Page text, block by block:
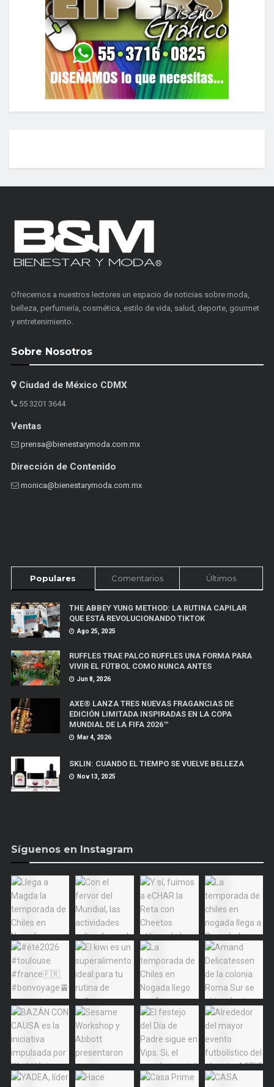
Ofrecemos a nuestros lectores un espacio de noticias sobre moda,
belleza, perfumería, cosmética, estilo de vida, salud, deporte, gourmet
y entretenimiento.
Sobre Nosotros
Ciudad de México CDMX
55 3201 3644
Ventas
prensa@bienestarymoda.com.mx
Dirección de Contenido
monica@bienestarymoda.com.mx
Populares Comentarios Últimos
THE ABBEY YUNG METHOD: LA RUTINA CAPILAR
QUE ESTÁ REVOLUCIONANDO TIKTOK
Ago 25, 2025
RUFFLES TRAE PALCO RUFFLES UNA FORMA PARA
VIVIR EL FÚTBOL COMO NUNCA ANTES
Jun 8, 2026
AXE® LANZA TRES NUEVAS FRAGANCIAS DE
EDICIÓN LIMITADA INSPIRADAS EN LA COPA
MUNDIAL DE LA FIFA 2026™
Mar 4, 2026
SKLIN: CUANDO EL TIEMPO SE VUELVE BELLEZA
Nov 13, 2025
Síguenos en Instagram